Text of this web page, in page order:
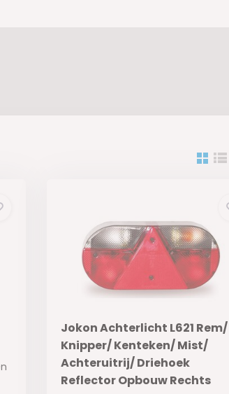
Jokon Achterlicht L621 Rem/
Knipper/ Kenteken/ Mist/
Achteruitrij/ Driehoek
Reflector Opbouw Rechts